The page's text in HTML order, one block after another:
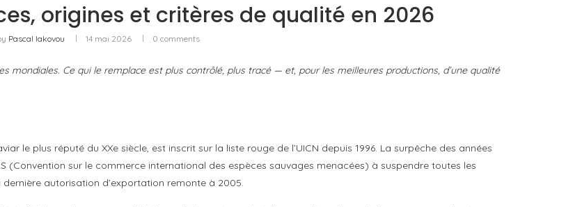
origines et critères de qualité en 2026
Pascal Iakovou 14 mai 2026 0 comments
mondiales. Ce qui le remplace est plus contrôlé, plus tracé — et, pour les meilleures productions, d’une qualité
le plus réputé du XXe siècle, est inscrit sur la liste rouge de l’UICN depuis 1996. La surpêche des années
sur le commerce international des espèces sauvages menacées) à suspendre toutes les
autorisation d’exportation remonte à 2005.